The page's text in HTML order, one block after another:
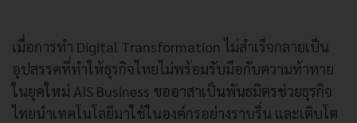
เมื่อการทำ Digital Transformation ไม่สำเร็จกลายเป็น
อุปสรรคที่ทำให้ธุรกิจไทยไม่พร้อมรับมือกับความท้าทาย
ในยุคใหม่ AIS Business ขออาสาเป็นพันธมิตรช่วยธุรกิจ
ไทยนำเทคโนโลยีมาใช้ในองค์กรอย่างราบรื่น และเติบโต